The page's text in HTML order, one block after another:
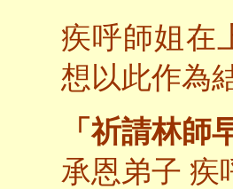
疾呼師姐在
想以此作為
「祈請林師
承恩弟子 疾